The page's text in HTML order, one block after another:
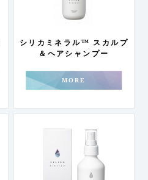
シリカミネラル™ スカルプ
＆ヘアシャンプー
MORE